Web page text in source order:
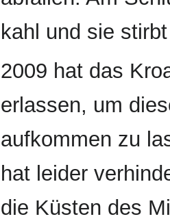
kahl und sie
2009 hat das
erlassen, um
aufkommen zu
hat leider
die Küsten des